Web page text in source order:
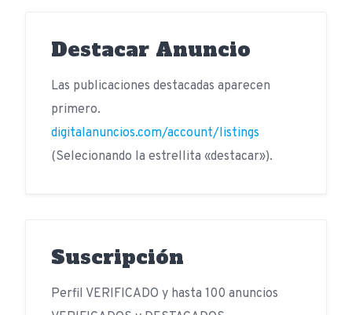
Destacar Anuncio
Las publicaciones destacadas aparecen
primero.
digitalanuncios.com/account/listings
(Selecionando la estrellita «destacar»).
Suscripción
Perfil VERIFICADO y hasta 100 anuncios